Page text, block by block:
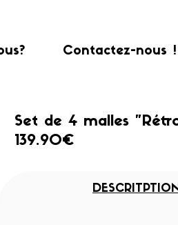
Contactez-nous !
Set de 4 malles
139.90€